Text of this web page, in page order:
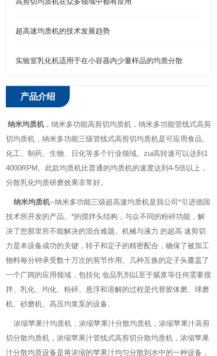
超高速均质机的技术发展趋势
实验室乳化机适用于在小容器内少量样品的均质分散
产品介绍
纳米均质机，纳米多功能高剪切均质机，纳米多功能管线式高剪
切均质机，纳米多功能三级管线式高剪切均质机是可应用食品、
化工、制药、生物、日化等多个行业领域。zui高转速可以达到1
4000RPM。此款均质机比普通的均质机的速度达到4-5倍以上，
分散乳化均质研磨效果非常好。
纳米均质机--纳米多功能三级超高速均质机是我公司*引进德国
技术所开发的产品。*的搅拌头结构，与众不同的粉碎功能，解
决了您那里所不能解决的混合难题。机械与液力 的超高 速剪切
力是本设备成功的关键，转子和定子的精密配合，确保了被加工
物料每分钟承受数十万次的剪节作用。几种互换的定子头覆盖了
一个广阔的应用领域，包括化 妆品乳剂以至于腻浆等任何需要搅
拌、乳化、均化、粉碎、悬浮和溶解的过程是代替胶体磨、球磨
机、砂磨机、高压均浆泵的设备。
浓缩苹果汁均质机，浓缩苹果汁分散均质机，浓缩苹果汁高剪
切分散均质机，浓缩苹果汁管线式高剪切分散均质机，浓缩苹果
汁分散均质设备是将浓缩的苹果汁均匀分散到水中的一种设备，